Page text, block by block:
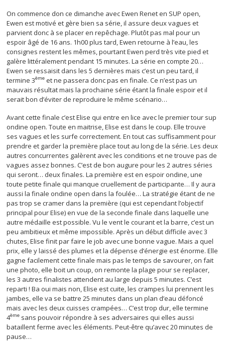
On commence don ce dimanche avec Ewen Renet en SUP open,
Ewen est motivé et gère bien sa série, il assure deux vagues et
parvient donc à se placer en repêchage. Plutôt pas mal pour un
espoir âgé de 16 ans. 1h00 plus tard, Ewen retourne à l’eau, les
consignes restent les mêmes, pourtant Ewen perd très vite pied et
galère littéralement pendant 15 minutes. La série en compte 20…
Ewen se ressaisit dans les 5 dernières mais c’est un peu tard, il
termine 3ème et ne passera donc pas en finale. Ce n’est pas un
mauvais résultat mais la prochaine série étant la finale espoir et il
serait bon d’éviter de reproduire le même scénario…
Avant cette finale c’est Elise qui entre en lice avec le premier tour sup
ondine open. Toute en maitrise, Elise est dans le coup. Elle trouve
ses vagues et les surfe correctement. En tout cas suffisamment pour
prendre et garder la première place tout au long de la série. Les deux
autres concurrentes galèrent avec les conditions et ne trouve pas de
vagues assez bonnes. C’est de bon augure pour les 2 autres séries
qui seront… deux finales. La première est en espoir ondine, une
toute petite finale qui manque cruellement de participante… Il y aura
aussi la finale ondine open dans la foulée… La stratégie étant de ne
pas trop se cramer dans la première (qui est cependant l’objectif
principal pour Elise) en vue de la seconde finale dans laquelle une
autre médaille est possible. Vu le vent le courant et la barre, c’est un
peu ambitieux et même impossible. Après un début difficile avec 3
chutes, Elise finit par faire le job avec une bonne vague. Mais a quel
prix, elle y laissé des plumes et la dépense d’énergie est énorme. Elle
gagne facilement cette finale mais pas le temps de savourer, on fait
une photo, elle boit un coup, on remonte la plage pour se replacer,
les 3 autres finalistes attendent au large depuis 5 minutes. C’est
reparti ! Ba oui mais non, Elise est cuite, les crampes lui prennent les
jambes, elle va se battre 25 minutes dans un plan d’eau défoncé
mais avec les deux cuisses crampées… C’est trop dur, elle termine
4ème sans pouvoir répondre à ses adversaires qui elles aussi
bataillent ferme avec les éléments. Peut-être qu’avec 20 minutes de
pause…